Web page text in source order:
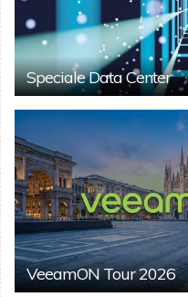
Speciale Data Center
VeeamON Tour 2026